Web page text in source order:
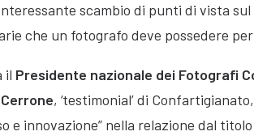
scambio di punti di vista
che un fotografo deve possedere
il Presidente nazionale dei Fotografi
, ‘testimonial’ di
e innovazione” nella relazione dal titolo